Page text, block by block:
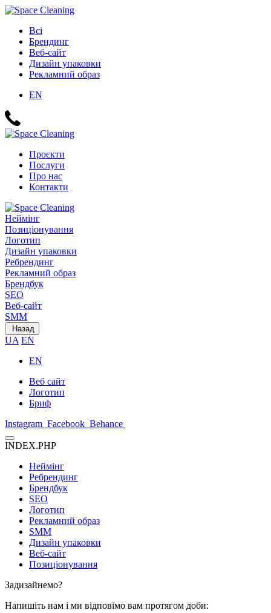
Всі
Брендинг
Веб-сайт
Дизайн упаковки
Рекламний образ
EN
Проєкти
Послуги
Про нас
Контакти
Неймінг
Позиціонування
Логотип
Дизайн упаковки
Ребрендинг
Рекламний образ
Брендбук
SEO
Веб-сайт
SMM
Назад
UA EN
EN
Веб сайт
Логотип
Бриф
Instagram Facebook Behance
INDEX.PHP
Неймінг
Ребрендинг
Брендбук
SEO
Логотип
Рекламний образ
SMM
Дизайн упаковки
Веб-сайт
Позиціонування
Задизайнемо?
Напишіть нам і ми відповімо вам протягом доби: